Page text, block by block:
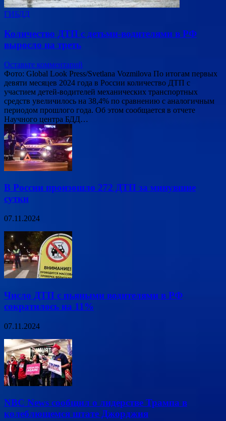
ГИБДД
Количество ДТП с детьми-водителями в РФ
выросло на треть
Оставьте комментарий
Фото: Global Look Press/Svetlana Vozmilova По итогам первых
девяти месяцев 2024 года в России количество ДТП с
участием детей-водителей механических транспортных
средств увеличилось на 38,4% по сравнению с аналогичным
периодом прошлого года. Об этом сообщается в отчете
Научного центра БДД…
В России произошло 272 ДТП за минувшие
сутки
07.11.2024
Число ДТП с пьяными водителями в РФ
сократилось на 11%
07.11.2024
NBC News сообщил о лидерстве Трампа в
колеблющемся штате Джорджия